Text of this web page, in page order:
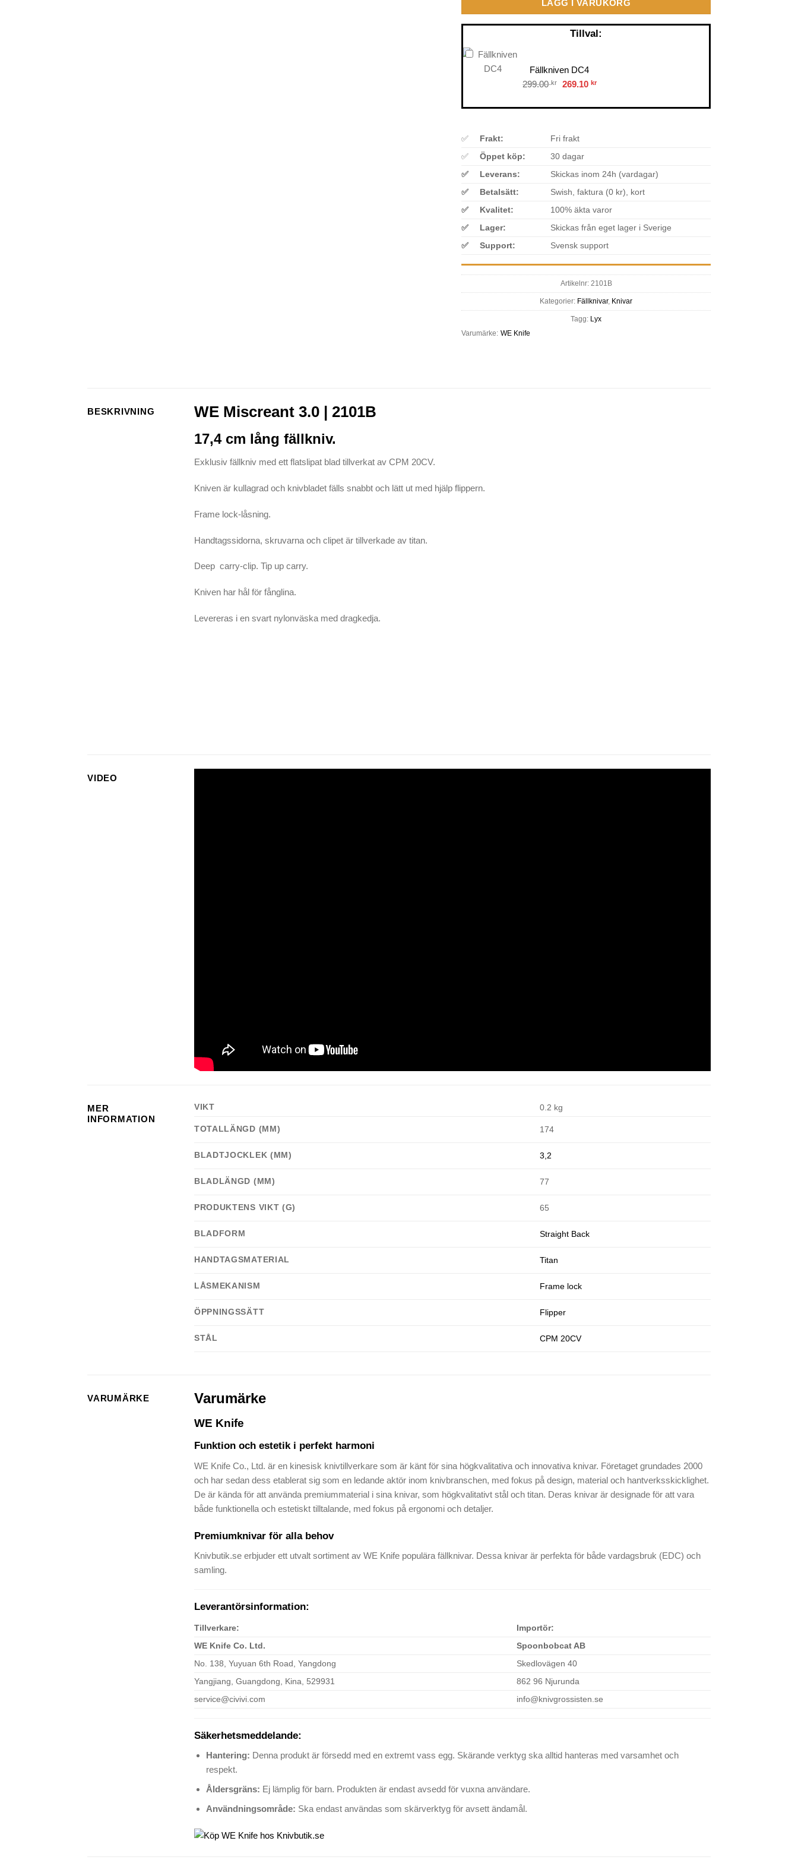
LÄGG I VARUKORG
Tillval:
Fällkniven DC4
299.00kr
Original
was:
269.10 krCurrent
is:
✅ Frakt:
Fri frakt
✅
Öppet köp:
30 dagar
✅
Leverans:
Skickas inom 24h (vardagar)
✅
Betalsätt:
Swish, faktura (0 kr), kort
✅
Kvalitet:
100% äkta varor
✅
Lager:
Skickas från eget lager i Sverige
✅
Support: Svensk support
Artikelnr: 2101B
Kategorier: Fällknivar, Knivar
Tagg: Lyx
Varumärke: WE Knife
BESKRIVNING WE Miscreant 3.0 | 2101B
17,4 cm lång fällkniv.
Exklusiv fällkniv med ett flatslipat blad tillverkat av CPM 20CV.
Kniven är kullagrad och knivbladet fälls snabbt och lätt ut med hjälp flippern.
Frame lock-låsning.
Handtagssidorna, skruvarna och clipet är tillverkade av titan.
Deep carry-clip. Tip up carry.
Kniven har hål för fånglina.
Levereras i en svart nylonväska med dragkedja.
VIDEO
MER
INFORMATION
VIKT 0.2 kg
TOTALLÄNGD (MM) 174
BLADTJOCKLEK (MM) 3,2
BLADLÄNGD (MM) 77
PRODUKTENS VIKT (G) 65
BLADFORM Straight Back
HANDTAGSMATERIAL Titan
LÅSMEKANISM Frame lock
ÖPPNINGSSÄTT Flipper
STÅL CPM 20CV
VARUMÄRKE Varumärke
WE Knife
Funktion och estetik i perfekt harmoni
WE Knife Co., Ltd. är en kinesisk knivtillverkare som är känt för sina högkvalitativa och innovativa knivar. Företaget grundades 2000
och har sedan dess etablerat sig som en ledande aktör inom knivbranschen, med fokus på design, material och hantverksskicklighet.
De är kända för att använda premiummaterial i sina knivar, som högkvalitativt stål och titan. Deras knivar är designade för att vara
både funktionella och estetiskt tilltalande, med fokus på ergonomi och detaljer.
Premiumknivar för alla behov
Knivbutik.se erbjuder ett utvalt sortiment av WE Knife populära fällknivar. Dessa knivar är perfekta för både vardagsbruk (EDC) och
samling.
Leverantörsinformation:
Tillverkare:
Importör:
WE Knife Co. Ltd.
Spoonbobcat AB
No. 138, Yuyuan 6th Road, Yangdong
Skedlovägen 40
Yangjiang, Guangdong, Kina, 529931
862 96 Njurunda
service@civivi.com
info@knivgrossisten.se
Säkerhetsmeddelande:
Hantering: Denna produkt är försedd med en extremt vass egg. Skärande verktyg ska alltid hanteras med varsamhet och
respekt.
Åldersgräns: Ej lämplig för barn. Produkten är endast avsedd för vuxna användare.
Användningsområde: Ska endast användas som skärverktyg för avsett ändamål.